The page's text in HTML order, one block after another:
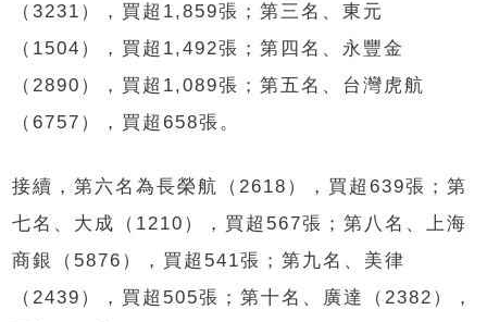
（3231），買超1,859張；第三名、東元
（1504），買超1,492張；第四名、永豐金
（2890），買超1,089張；第五名、台灣虎航
（6757），買超658張。
接續，第六名為長榮航（2618），買超639張；第
七名、大成（1210），買超567張；第八名、上海
商銀（5876），買超541張；第九名、美律
（2439），買超505張；第十名、廣達（2382），